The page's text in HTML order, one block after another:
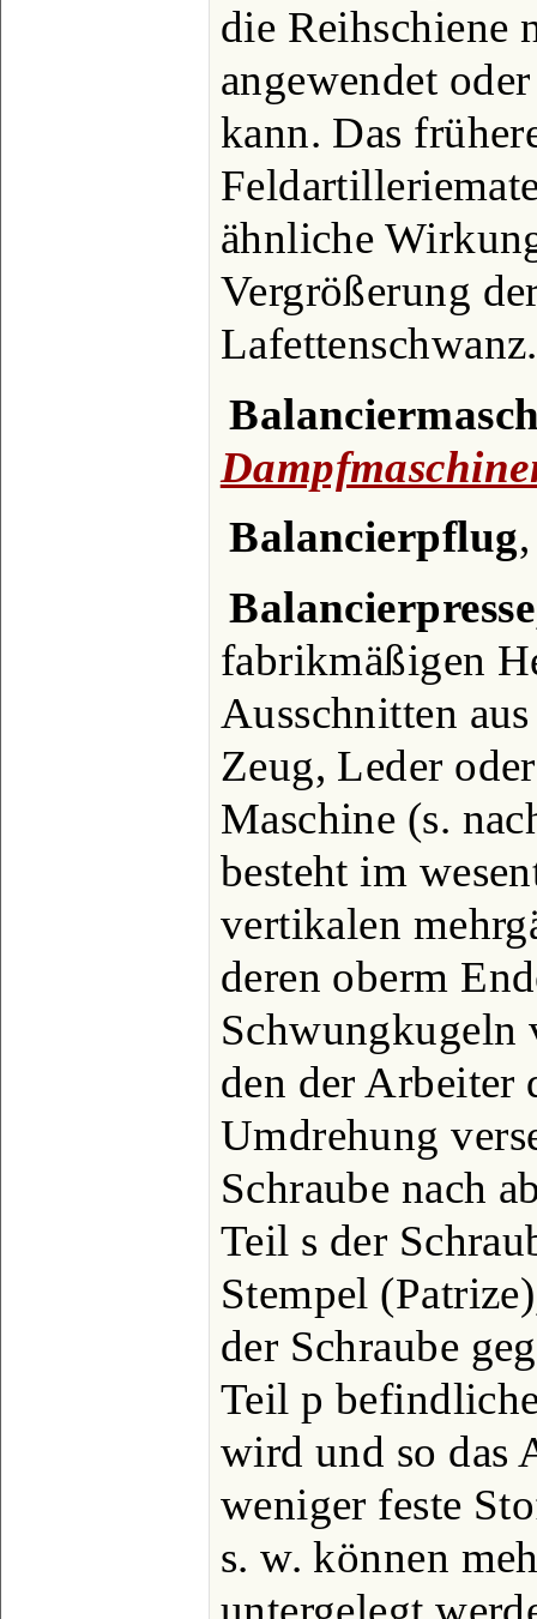
die Reihschiene
angewendet
kann. Das
ähnliche
Vergrößerung
Balancierpflug
Balancierpresse
fabrikmäßigen
Ausschnitten
Zeug, Leder
Maschine (s.
besteht im
vertikalen
deren oberm
Schwungkugeln
den der
Umdrehung
Schraube nach
Teil s der
Stempel
der Schraube
Teil p
wird und so das
weniger feste
s. w. können